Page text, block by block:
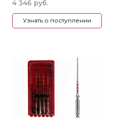
4 346 руб.
Узнать о поступлении